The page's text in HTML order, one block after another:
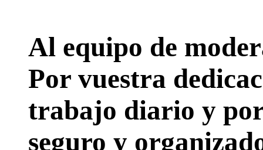
Al equipo de
Por vuestra
trabajo diario y por
seguro y